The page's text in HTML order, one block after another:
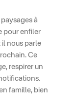
à
pour enfiler
il nous parle
Ce
respirer un
famille, bien